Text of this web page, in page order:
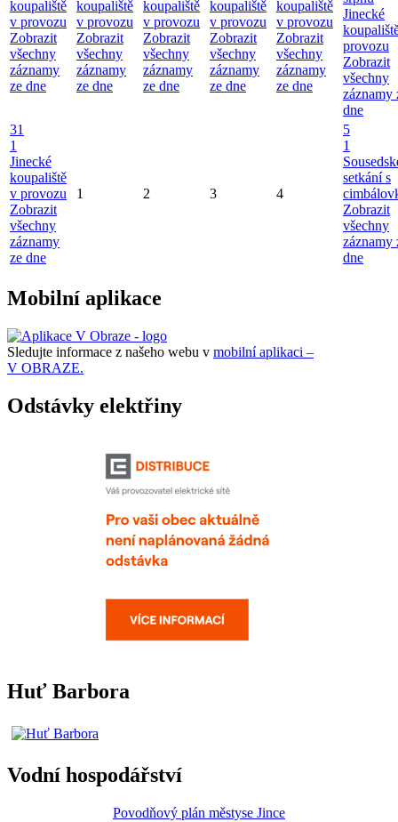
koupaliště
v provozu
Zobrazit
všechny
záznamy
ze dne
koupaliště
v provozu
Zobrazit
všechny
záznamy
ze dne
koupaliště
v provozu
Zobrazit
všechny
záznamy
ze dne
koupaliště
v provozu
Zobrazit
všechny
záznamy
ze dne
koupaliště
v provozu
Zobrazit
všechny
záznamy
ze dne
Jinecké
provozu
Zobrazit
všechny
záznamy
dne
31
1
Jinecké
koupaliště
v provozu
Zobrazit
všechny
záznamy
ze dne
1 2 3 4
5
1
setkání s
Zobrazit
všechny
záznamy
dne
Mobilní aplikace
Sledujte informace z našeho webu v mobilní aplikaci –
V OBRAZE.
Odstávky elektřiny
Huť Barbora
Vodní hospodářství
Povodňový plán městyse Jince